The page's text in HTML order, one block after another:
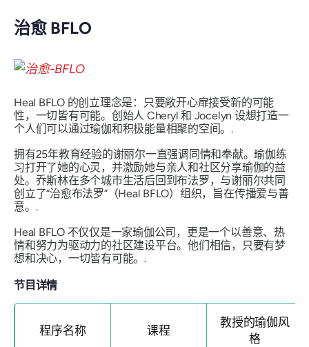
治愈 BFLO
Heal BFLO 的创立理念是：只要敞开心扉接受新的可能
性，一切皆有可能。创始人 Cheryl 和 Jocelyn 设想打造一
个人们可以通过瑜伽和积极能量相聚的空间。.
拥有25年教育经验的谢丽尔一直强调同情和奉献。瑜伽练
习打开了她的心灵，并激励她与亲人和社区分享瑜伽的益
处。乔斯林在多个城市生活后回到布法罗，与谢丽尔共同
创立了“治愈布法罗”（Heal BFLO）组织，旨在传播爱与善
意。.
Heal BFLO 不仅仅是一家瑜伽公司，更是一个以善意、热
情和努力为驱动力的社区建设平台。他们相信，只要有梦
想和决心，一切皆有可能。.
节目详情
程序名称 课程
教授的瑜伽风
格